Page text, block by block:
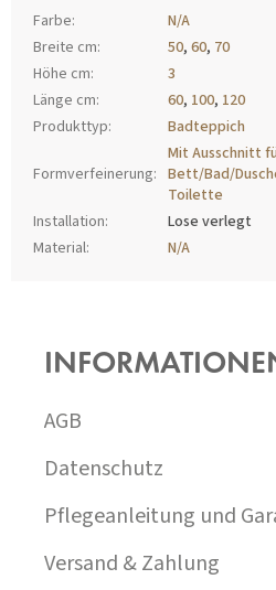
Farbe:
N/A
Breite cm: 50, 60, 70
Höhe cm:
3
Länge cm: 60, 100, 120
Produkttyp: Badteppich
Formverfeinerung:
Mit Ausschnitt
Bett/Bad/
Toilette
Installation:
Lose verlegt
Material:
N/A
AGB
Datenschutz
Pflegeanleitung und
Versand & Zahlung